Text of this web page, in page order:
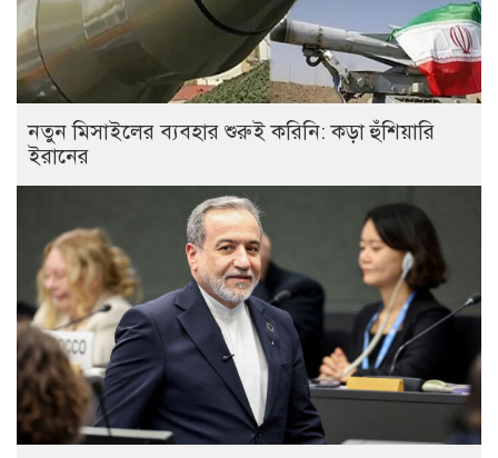
নতুন মিসাইলের ব্যবহার শুরুই করিনি: কড়া হুঁশিয়ারি
ইরানের